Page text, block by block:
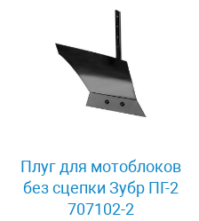
Плуг для мотоблоков
без сцепки Зубр ПГ-2
707102-2